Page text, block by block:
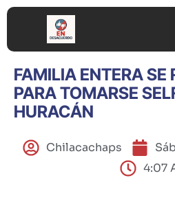
FAMILIA ENTERA SE
PARA TOMARSE
HURACÁN
Chilacachaps
4:07